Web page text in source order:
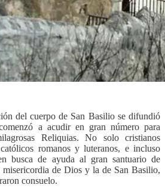
del cuerpo de San Basilio se difundió
a acudir en gran número para
Reliquias. No solo cristianos
romanos y luteranos, e incluso
busca de ayuda al gran santuario de
de Dios y la de San Basilio,
consuelo.